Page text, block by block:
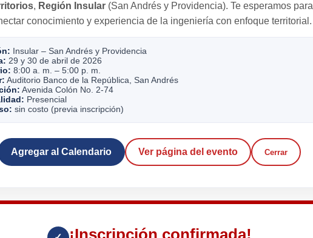
, Región Insular(San Andrés y Providencia). Te esperamos para
conocimiento y experiencia de la ingeniería con enfoque territorial.
Insular – San Andrés y Providencia
29 y 30 de abril de 2026
8:00 a. m. – 5:00 p. m.
Auditorio Banco de la República, San Andrés
Avenida Colón No. 2-74
Presencial
sin costo (previa inscripción)
Agregar al Calendario Ver página del evento Cerrar